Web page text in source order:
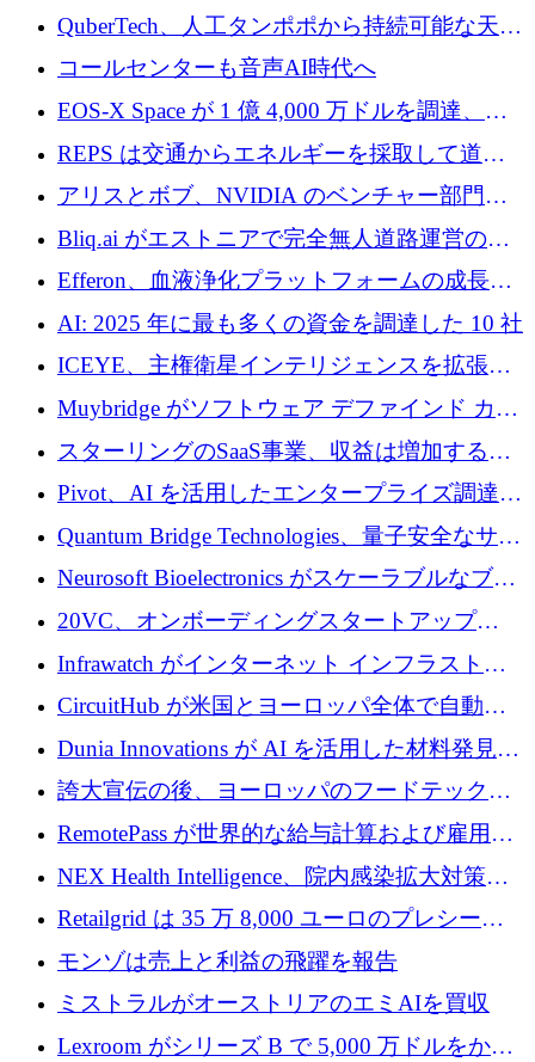
る: イノベーション リーダーが Nexus
Luxembourg 2026 に集まる理由
QuberTech、人工タンポポから持続可能な天然
ゴムを開発するために 340 万ポンドを調達
コールセンターも音声AI時代へ
EOS-X Space が 1 億 4,000 万ドルを調達、
Mistral が Emmi AI を買収、Bliq がエストニア
での完全無人道路運営を承認
REPS は交通からエネルギーを採取して道路
を発電所に変えるために 2,360 万ドルを調達
アリスとボブ、NVIDIA のベンチャー部門か
らの投資でシリーズ B を拡大
Bliq.ai がエストニアで完全無人道路運営の承
認を獲得
Efferon、血液浄化プラットフォームの成長に
250万ユーロを確保
AI: 2025 年に最も多くの資金を調達した 10 社
ICEYE、主権衛星インテリジェンスを拡張す
るために 3 億ユーロの信用枠を確保
Muybridge がソフトウェア デファインド カメ
ラ テクノロジーを拡張するためにシリーズ A
で 1,600 万ドルを調達
スターリングのSaaS事業、収益は増加するも
グループ利益は減少
Pivot、AI を活用したエンタープライズ調達プ
ラットフォームを拡大するために 4,000 万ド
ルを調達
Quantum Bridge Technologies、量子安全なサイ
バーセキュリティ インフラストラクチャの拡
Neurosoft Bioelectronics がスケーラブルなブレ
イン コンピューター インターフェイスのため
に 750 万ドルを調達
20VC、オンボーディングスタートアップ
Prelude へのシリーズ A 投資で 2,000 万ドルを
Infrawatch がインターネット インフラストラ
クチャ インテリジェンス向けに 300 万ドルの
プレシードを確保
CircuitHub が米国とヨーロッパ全体で自動電
子機器製造を拡大するために 2,800 万ドルを
Dunia Innovations が AI を活用した材料発見を
産業化するために 2 億 8,000 万ユーロのベル
リン GigaLab を発表
誇大宣伝の後、ヨーロッパのフードテックセ
クターはファンダメンタルズを中心に再構築
RemotePass が世界的な給与計算および雇用プ
ラットフォームを拡大するために 1,740 万ド
NEX Health Intelligence、院内感染拡大対策に
100万ユーロを確保
Retailgrid は 35 万 8,000 ユーロのプレシード
ラウンドで小売業のスプレッドシートをター
ゲットにしています
モンゾは売上と利益の飛躍を報告
ミストラルがオーストリアのエミAIを買収
Lexroom がシリーズ B で 5,000 万ドルをかけ